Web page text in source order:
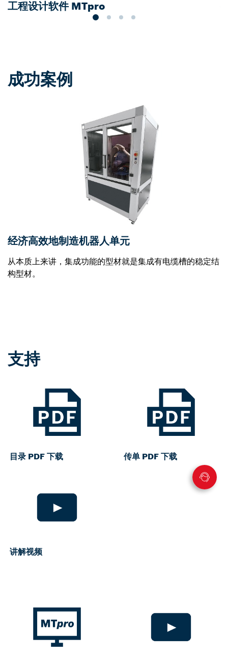
工程设计软件 MTpro
成功案例
经济高效地制造机器人单元
从本质上来讲，集成功能的型材就是集成有电缆槽的稳定结
构型材。
支持
目录 PDF 下载 传单 PDF 下载
讲解视频